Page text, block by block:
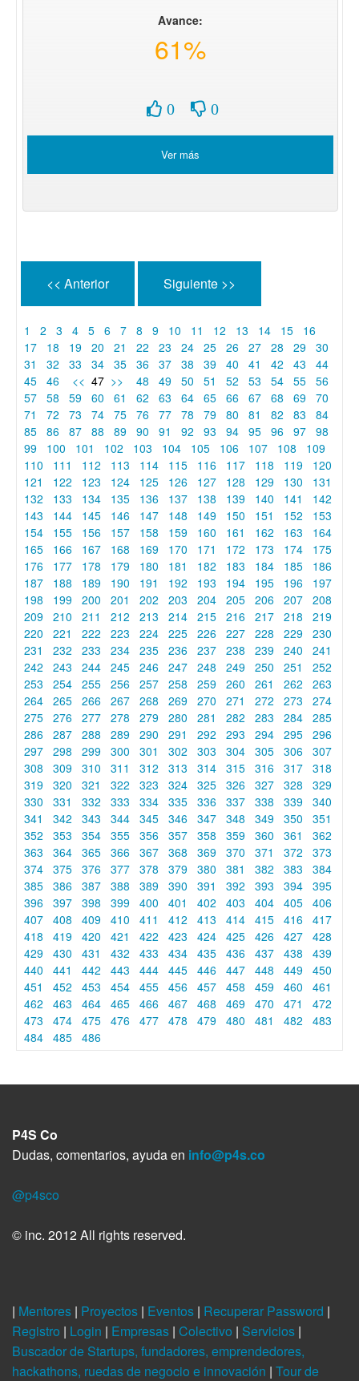
Avance:
61%
0 0
Ver más
<< Anterior Siguiente >>
1 2 3 4 5 6 7 8 9 10 11 12 13 14 15
16
17
18 19 20 21 22 23 24 25 26 27 28 29 30
31
32 33 34 35 36 37 38 39 40 41 42 43
44
45 46 << 47 >> 48 49 50 51 52 53 54 55 56
57 58 59 60 61 62 63 64 65 66 67 68 69 70
71
72 73 74 75 76 77 78 79 80 81 82 83
84
85 86 87 88 89 90 91 92 93 94 95 96 97 98
99
100 101 102 103 104 105 106 107 108
109
110
111 112 113 114 115 116 117 118 119
120
121
122 123 124 125 126 127 128 129 130
131
132
133 134 135 136 137 138 139 140 141
142
143
144 145 146 147 148 149 150 151 152
153
154
155 156 157 158 159 160 161 162 163
164
165
166 167 168 169 170 171 172 173 174
175
176
177 178 179 180 181 182 183 184 185
186
187
188 189 190 191 192 193 194 195 196
197
198
199 200 201 202 203 204 205 206 207 208
209 210 211 212 213 214 215 216 217 218
219
220
221 222 223 224 225 226 227 228 229 230
231
232 233 234 235 236 237 238 239 240
241
242
243 244 245 246 247 248 249 250 251
252
253
254 255 256 257 258 259 260 261 262
263
264 265 266 267 268 269 270 271 272 273
274
275 276 277 278 279 280 281 282 283 284 285
286 287 288 289 290 291 292 293 294 295 296
297 298 299 300 301 302 303 304 305 306 307
308
309 310 311 312 313 314 315 316 317 318
319 320 321 322 323 324 325 326 327 328
329
330
331 332 333 334 335 336 337 338 339 340
341
342 343 344 345 346 347 348 349 350
351
352
353 354 355 356 357 358 359 360 361
362
363
364 365 366 367 368 369 370 371 372
373
374 375 376 377 378 379 380 381 382 383
384
385 386 387 388 389 390 391 392 393 394 395
396 397 398 399 400 401 402 403 404 405 406
407 408 409 410 411 412 413 414 415 416 417
418
419 420 421 422 423 424 425 426 427 428
429 430 431 432 433 434 435 436 437 438
439
440
441 442 443 444 445 446 447 448 449 450
451
452 453 454 455 456 457 458 459 460
461
462
463 464 465 466 467 468 469 470 471
472
473
474 475 476 477 478 479 480 481 482
483
484 485 486
P4S Co
Dudas, comentarios, ayuda en info@p4s.co
@p4sco
© inc. 2012 All rights reserved.
| Mentores | Proyectos | Eventos | Recuperar Password |
Registro | Login | Empresas | Colectivo | Servicios |
Buscador de Startups, fundadores, emprendedores,
hackathons, ruedas de negocio e innovación | Tour de